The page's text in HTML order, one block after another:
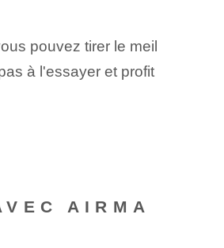
pouvez tirer le meil
à l'essayer et profit
AIRMA